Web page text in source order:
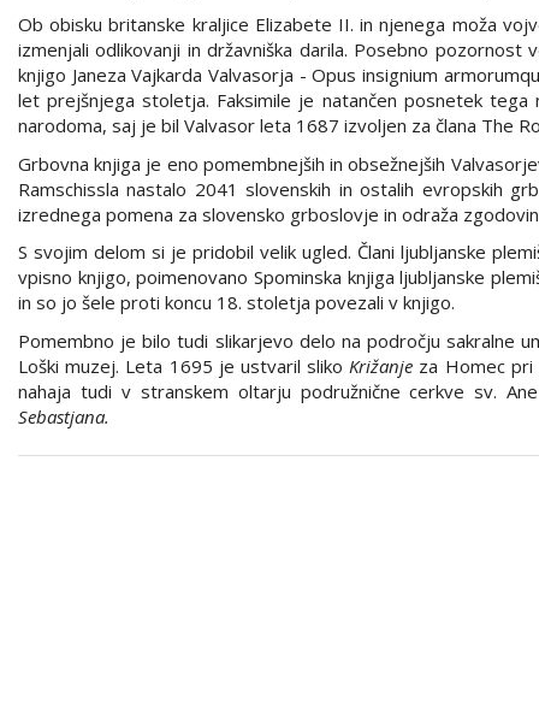
Ob obisku britanske kraljice Elizabete II. in njenega moža
izmenjali odlikovanji in državniška darila. Posebno
knjigo Janeza Vajkarda Valvasorja - Opus insignium
let prejšnjega stoletja. Faksimile je natančen posnetek
narodoma, saj je bil Valvasor leta 1687 izvoljen za člana The
Grbovna knjiga je eno pomembnejših in obsežnejših
Ramschissla nastalo 2041 slovenskih in ostalih evropskih
izrednega pomena za slovensko grboslovje in odraža
S svojim delom si je pridobil velik ugled. Člani ljubljanske
vpisno knjigo, poimenovano Spominska knjiga ljubljanske
in so jo šele proti koncu 18. stoletja povezali v knjigo.
Pomembno je bilo tudi slikarjevo delo na področju sakralne
Loški muzej. Leta 1695 je ustvaril sliko Križanje za Homec pri
nahaja tudi v stranskem oltarju podružnične cerkve sv.
Sebastjana.